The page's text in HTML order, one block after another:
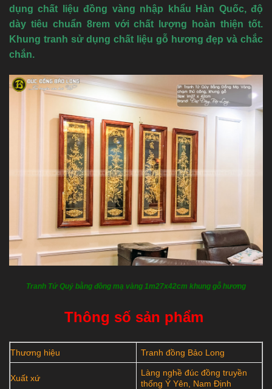
dụng chất liệu đồng vàng nhập khẩu Hàn Quốc, độ
dày tiêu chuẩn 8rem với chất lượng hoàn thiện tốt.
Khung tranh sử dụng chất liệu gỗ hương đẹp và chắc
chắn.
Tranh Tứ Quý bằng đồng mạ vàng 1m27x42cm khung gỗ hương
Thông số sản phẩm
Thương hiệu Tranh đồng Bảo Long
Xuất xứ
Làng nghề đúc đồng truyền
thống Ý Yên, Nam Định